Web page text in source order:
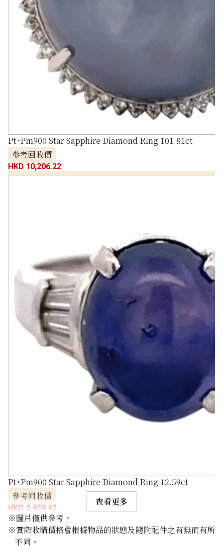
Pt･Pm900 Star Sapphire Diamond Ring 101.81ct
參考回收價
HKD 10,206.22
Pt･Pm900 Star Sapphire Diamond Ring 12.59ct
參考回收價
HKD 9,459.42
查看更多
※圖片僅供參考。
※實際收購價格會根據物品的狀態及隨附配件之有無而有所
不同。